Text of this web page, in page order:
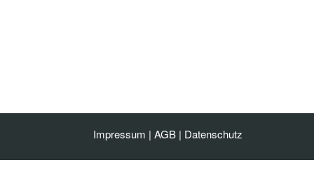
Impressum | AGB | Datenschutz